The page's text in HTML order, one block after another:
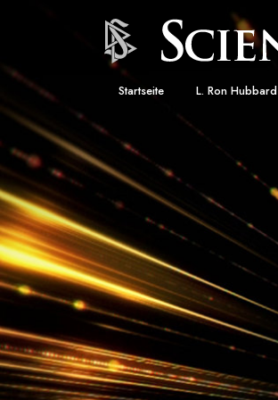
Startseite L. Ron Hubbard